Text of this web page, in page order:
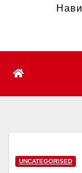
UNCATEGORISED